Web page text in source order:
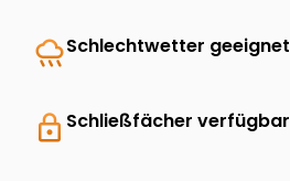
rainySchlechtwetter geeignet
lock Schließfächer verfügbar